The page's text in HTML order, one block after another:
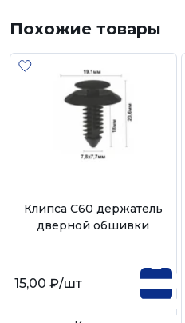
Похожие товары
Клипса С60 держатель
дверной обшивки
15,00 ₽/шт